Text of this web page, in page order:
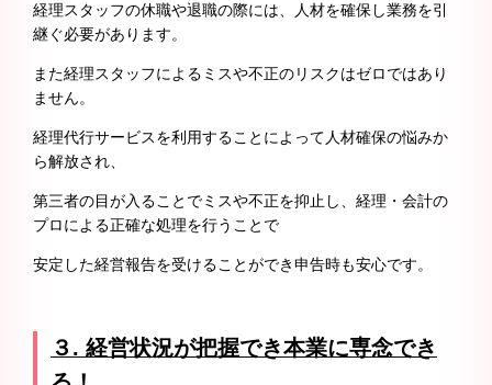
経理スタッフの休職や退職の際には、人材を確保し業務を引
継ぐ必要があります。
また経理スタッフによるミスや不正のリスクはゼロではあり
ません。
経理代行サービスを利用することによって人材確保の悩みか
ら解放され、
第三者の目が入ることでミスや不正を抑止し、経理・会計の
プロによる正確な処理を行うことで
安定した経営報告を受けることができ申告時も安心です。
３. 経営状況が把握でき本業に専念でき